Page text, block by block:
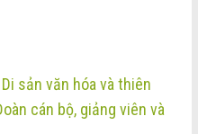
sản văn hóa và thiên
cán bộ, giảng viên và